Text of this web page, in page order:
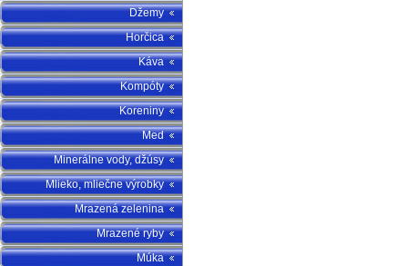
Džemy
Horčica
Káva
Kompóty
Koreniny
Med
Minerálne vody, džúsy
Mlieko, mliečne výrobky
Mrazená zelenina
Mrazené ryby
Múka